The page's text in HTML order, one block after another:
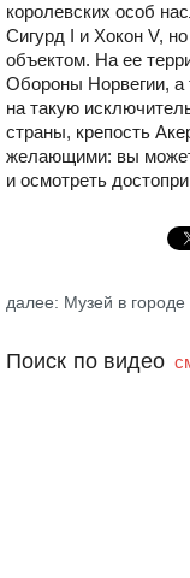
королевских особ
Сигурд І и Хокон V,
объектом. На ее
Обороны Норвегии,
на такую
страны, крепость
желающими: вы
и осмотреть
далее: Музей в городе
Поиск по видео